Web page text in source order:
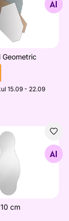
Otsi sarnaseid
Geometric
15.09 - 22.09
cm
Otsi sarnaseid
cm